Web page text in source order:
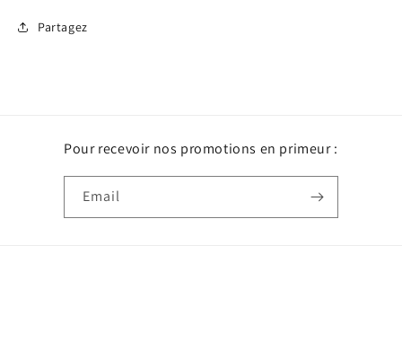
Partagez
Pour recevoir nos promotions en primeur :
Email